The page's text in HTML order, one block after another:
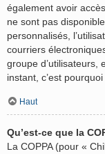
également avoir
ne sont pas
personnalisés,
courriers
groupe d’utilisateurs,
instant, c’est
Haut
Qu’est-ce que la
La COPPA (pour «